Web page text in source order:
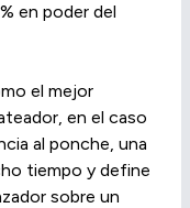
en poder del
el mejor
en el caso
al ponche, una
tiempo y define
sobre un